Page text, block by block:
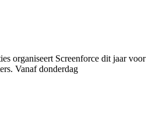
organiseert Screenforce dit jaar voor
Vanaf donderdag